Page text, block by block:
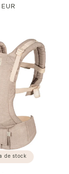
EUR
de stock